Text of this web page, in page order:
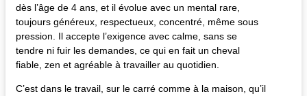
dès l’âge de 4 ans, et il évolue avec un mental rare,
toujours généreux, respectueux, concentré, même sous
pression. Il accepte l’exigence avec calme, sans se
tendre ni fuir les demandes, ce qui en fait un cheval
fiable, zen et agréable à travailler au quotidien.
C’est dans le travail, sur le carré comme à la maison, qu’il